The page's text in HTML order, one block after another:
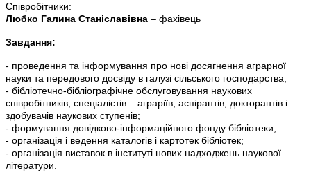
Співробітники:
Любко Галина Станіславівна – фахівець
Завдання:
- проведення та інформування про нові досягнення аграрної
науки та передового досвіду в галузі сільського господарства;
- бібліотечно-бібліографічне обслуговування наукових
співробітників, спеціалістів – аграріїв, аспірантів, докторантів і
здобувачів наукових ступенів;
- формування довідково-інформаційного фонду бібліотеки;
- організація і ведення каталогів і картотек бібліотек;
- організація виставок в інституті нових надходжень наукової
літератури.